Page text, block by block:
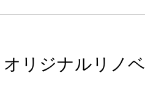
リジナルリノ